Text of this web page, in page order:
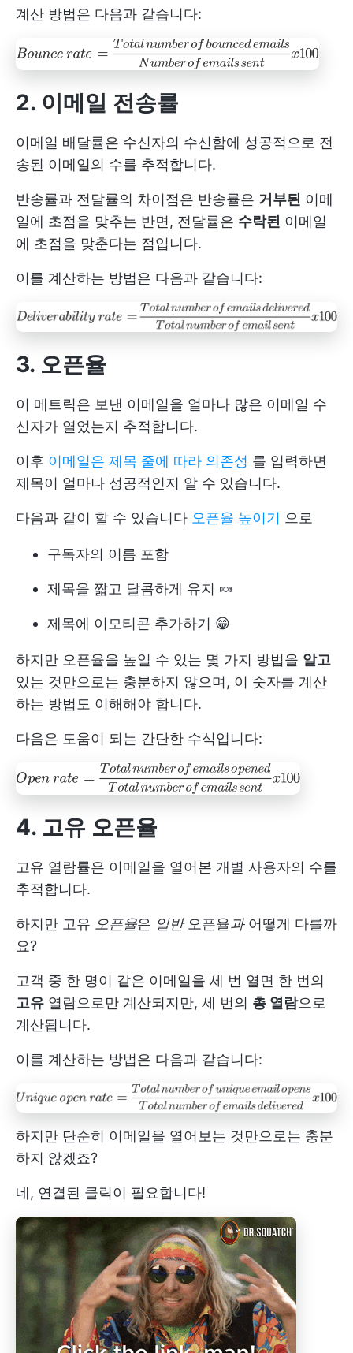
계산 방법은 다음과 같습니다:
2. 이메일 전송률
이메일 배달률은 수신자의 수신함에 성공적으로 전
송된 이메일의 수를 추적합니다.
반송률과 전달률의 차이점은 반송률은 거부된 이메
일에 초점을 맞추는 반면, 전달률은 수락된 이메일
에 초점을 맞춘다는 점입니다.
이를 계산하는 방법은 다음과 같습니다:
3. 오픈율
이 메트릭은 보낸 이메일을 얼마나 많은 이메일 수
신자가 열었는지 추적합니다.
이후 이메일은 제목 줄에 따라 의존성 를 입력하면
제목이 얼마나 성공적인지 알 수 있습니다.
다음과 같이 할 수 있습니다 오픈율 높이기 으로
구독자의 이름 포함
제목을 짧고 달콤하게 유지 🍬
제목에 이모티콘 추가하기 😁
하지만 오픈율을 높일 수 있는 몇 가지 방법을 알고
있는 것만으로는 충분하지 않으며, 이 숫자를 계산
하는 방법도 이해해야 합니다.
다음은 도움이 되는 간단한 수식입니다:
4. 고유 오픈율
고유 열람률은 이메일을 열어본 개별 사용자의 수를
추적합니다.
하지만 고유 오픈율은 일반 오픈율과 어떻게 다를까
요?
고객 중 한 명이 같은 이메일을 세 번 열면 한 번의
고유 열람으로만 계산되지만, 세 번의 총 열람으로
계산됩니다.
이를 계산하는 방법은 다음과 같습니다:
하지만 단순히 이메일을 열어보는 것만으로는 충분
하지 않겠죠?
네, 연결된 클릭이 필요합니다!